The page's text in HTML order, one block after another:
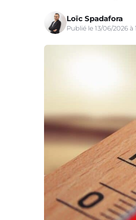
Loïc Spadafora
Publié le 13/06/2026 à